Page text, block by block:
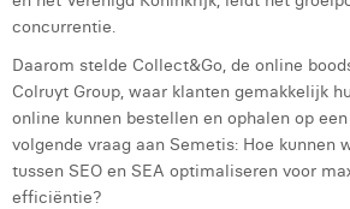
Jonas Geiregat
Justine Cremer
Laura Rooseleer
Laura Verhelst
concurrentie.
Daarom stelde Collect&Go, de online
Colruyt Group, waar klanten gemakkelijk
online kunnen bestellen en ophalen op
volgende vraag aan Semetis: Hoe kunnen
tussen SEO en SEA optimaliseren voor
efficiëntie?